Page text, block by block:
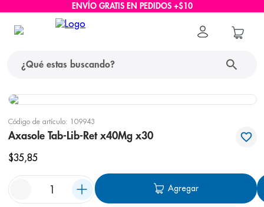
ENVÍO GRATIS EN PEDIDOS +$10
Código de artículo: 109943
Axasole Tab-Lib-Ret x40Mg x30
$35,85
Agregar
términos más buscados
1. protector solar
2.
3. eucerin
cerave